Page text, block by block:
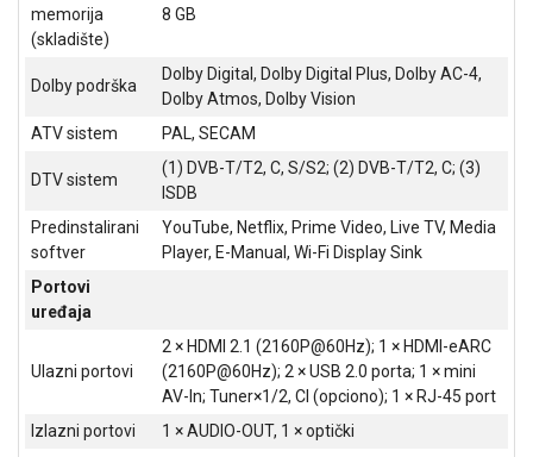
OUTLET
memorija
(skladište)
8 GB
Dolby podrška
Dolby Digital, Dolby Digital Plus, Dolby AC-4,
Dolby Atmos, Dolby Vision
ATV sistem
PAL, SECAM
DTV sistem
(1) DVB-T/T2, C, S/S2; (2) DVB-T/T2, C; (3)
ISDB
Predinstalirani
softver
YouTube, Netflix, Prime Video, Live TV, Media
Player, E-Manual, Wi-Fi Display Sink
Portovi
uređaja
Ulazni portovi
2 × HDMI 2.1 (2160P@60Hz); 1 × HDMI-eARC
(2160P@60Hz); 2 × USB 2.0 porta; 1 × mini
AV-In; Tuner×1/2, CI (opciono); 1 × RJ-45 port
Izlazni portovi
1 × AUDIO-OUT, 1 × optički